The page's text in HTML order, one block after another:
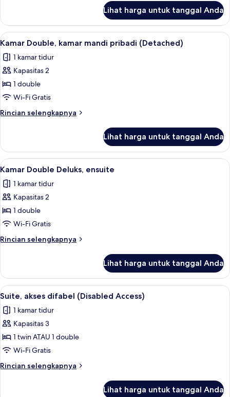
Poster)
Kamar
Double
Superior,
(Four
Poster)
Lihat harga untuk tanggal Anda
Lihat
semua
foto
untuk
Kamar
Double,
kamar
mandi
(Detached)
10
Kamar Double, kamar mandi pribadi (Detached)
1 kamar tidur
Kapasitas 2
1 double
Wi-Fi Gratis
Rincian selengkapnya
Rincian
Kamar
Double,
kamar
pribadi
(Detached)
Lihat harga untuk tanggal Anda
Lihat
semua
foto
untuk
Kamar
Double
Deluks,
ensuite
10
Kamar Double Deluks, ensuite
1 kamar tidur
Kapasitas 2
1 double
Wi-Fi Gratis
Rincian selengkapnya
Rincian
Kamar
Double
Deluks,
Lihat harga untuk tanggal Anda
Lihat
semua
foto
untuk
Suite,
akses
difabel
(Disabled
15
Suite, akses difabel (Disabled Access)
1 kamar tidur
Kapasitas 3
1 twin ATAU 1 double
Wi-Fi Gratis
Rincian selengkapnya
Rincian
Lihat harga untuk tanggal Anda